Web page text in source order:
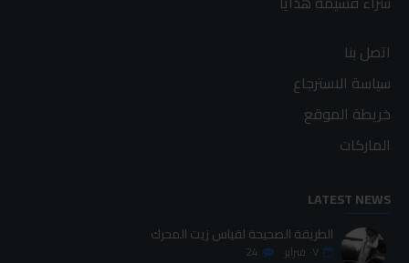
اتصل بنا
سياسة الاسترجاع
خريطة الموقع
الماركات
LATEST NEWS
الطريقة الصحيحة لقياس زيت المحرك
٠٧ فبراير 24